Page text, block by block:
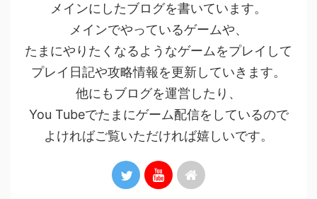
メインにしたブログを書いています。
メインでやっているゲームや、
たまにやりたくなるようなゲームをプレイして
プレイ日記や攻略情報を更新していきます。
他にもブログを運営したり、
You Tubeでたまにゲーム配信をしているので
よければご覧いただければ嬉しいです。